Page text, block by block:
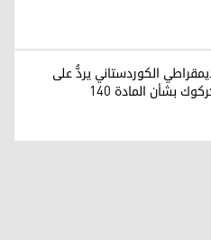
الكوردستاني يردُّ على
بشأن المادة 140